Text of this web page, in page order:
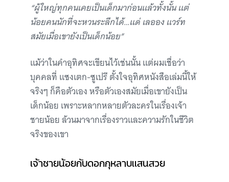
“ผู้ใหญ่ทุกคนเคยเป็นเด็กมาก่อนแล้วทั้งนั้น แต่
น้อยคนนักที่จะหวนระลึกได้…แด่ เลออง แวร์ท
สมัยเมื่อเขายังเป็นเด็กน้อย”
แม้ว่าในคำอุทิศจะเขียนไว้เช่นนั้น แต่ผมเชื่อว่า
บุคคลที่ แซงเตก-ซูเปรี ตั้งใจอุทิศหนังสือเล่มนี้ให้
จริงๆ ก็คือตัวเอง หรือตัวเองสมัยเมื่อเขายังเป็น
เด็กน้อย เพราะหลากหลายตัวละครในเรื่องเจ้า
ชายน้อย ล้วนมาจากเรื่องราวและความรักในชีวิต
จริงของเขา
เจ้าชายน้อยกับดอกกุหลาบแสนสวย